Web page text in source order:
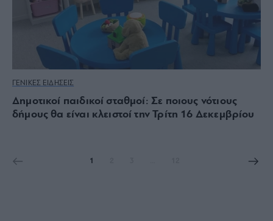
ΓΕΝΙΚΕΣ ΕΙΔΗΣΕΙΣ
Δημοτικοί παιδικοί σταθμοί: Σε ποιους νότιους
δήμους θα είναι κλειστοί την Τρίτη 16 Δεκεμβρίου
1